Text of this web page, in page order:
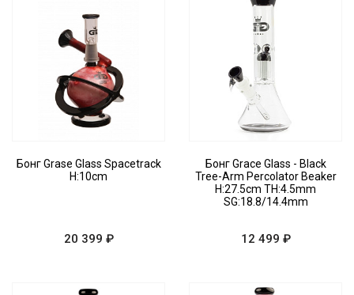
Бонг Grase Glass Spacetrack
H:10cm
20 399 ₽
Бонг Grace Glass - Black
Tree-Arm Percolator Beaker
H:27.5cm TH:4.5mm
SG:18.8/14.4mm
12 499 ₽